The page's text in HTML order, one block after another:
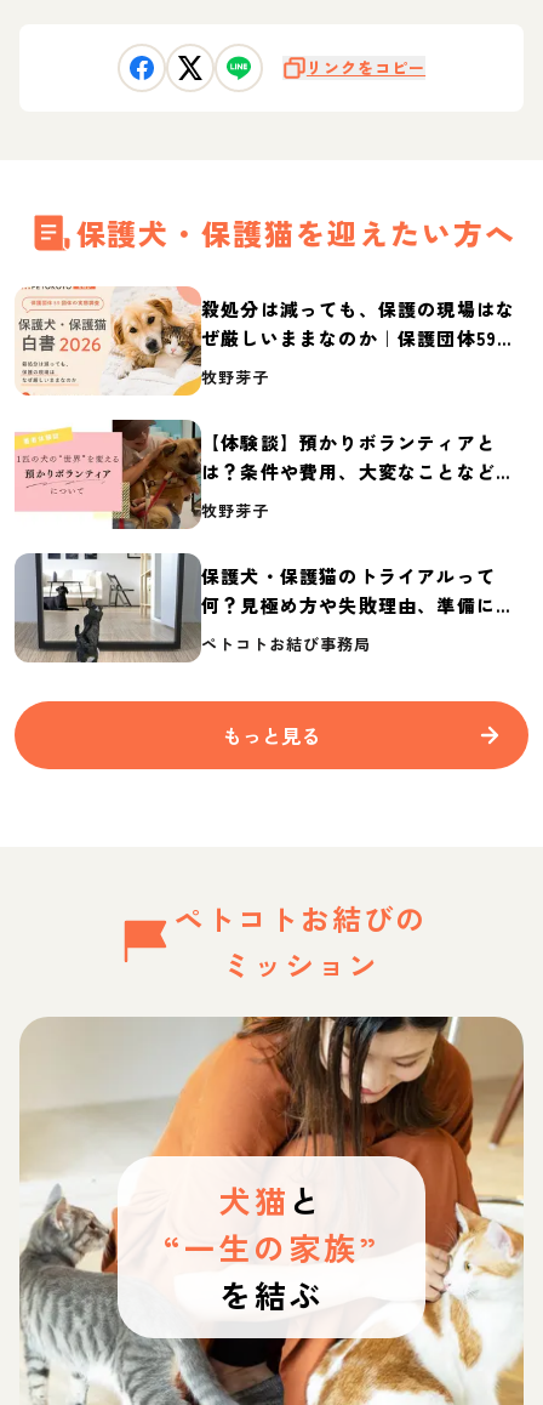
リンクをコピー
保護犬・保護猫を迎えたい方へ
殺処分は減っても、保護の現場はな
ぜ厳しいままなのか｜保護団体59団
体の実態調査【保護犬・保護猫白書
牧野芽子
【体験談】預かりボランティアと
は？条件や費用、大変なことなど紹
介
牧野芽子
保護犬・保護猫のトライアルって
何？見極め方や失敗理由、準備に必
要なものを紹介
ペトコトお結び事務局
もっと見る
ペトコトお結びの
ミッション
犬猫 と
“一生の家族”
を結ぶ